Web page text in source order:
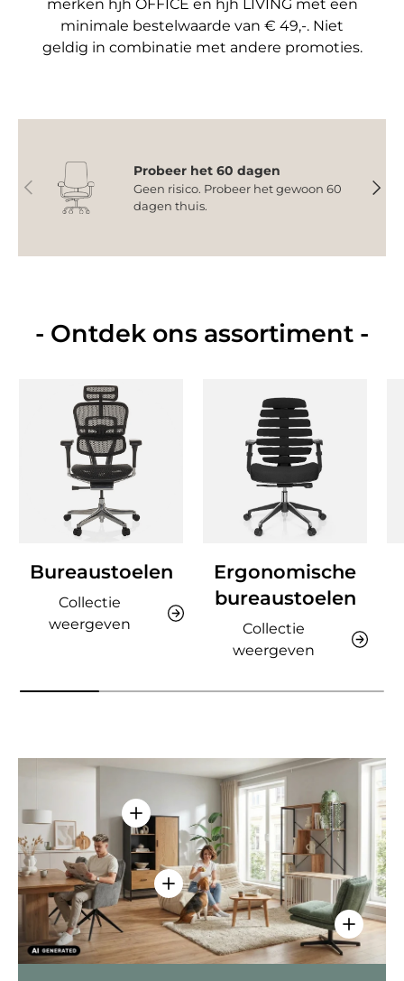
merken hjh OFFICE en hjh LIVING met een
minimale bestelwaarde van € 49,-. Niet
geldig in combinatie met andere promoties.
Vorige
Probeer het 60 dagen
Geen risico. Probeer het gewoon 60
dagen thuis.
- Ontdek ons assortiment -
Bureaustoelen
Collectie
weergeven
Ergonomische
bureaustoelen
Collectie
weergeven
Details
Details weergeven - AMIO H -
Details weergeven - Sitzolo 2 -